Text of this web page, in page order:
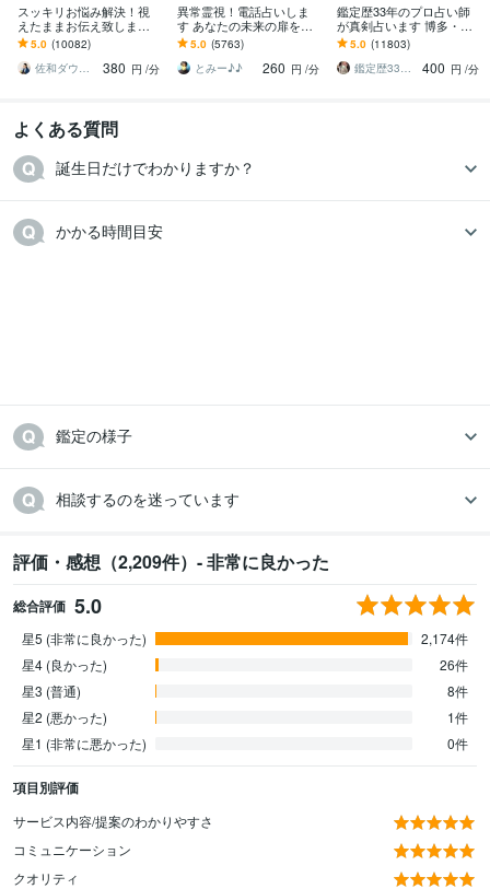
スッキリお悩み解決！視
えたままお伝え致します
恋愛、結婚、人間関係、
仕事、人生、ペットの気
持ち等◎祈願付き
5.0 (10082)
佐和ダウジング＆スピリットメンター
380 円 /分
異常霊視！電話占いしま
す あなたの未来の扉を開
けます(^^)
5.0 (5763)
とみー♪♪
260 円 /分
鑑定歴33年のプロ占い師
が真剣占います 博多・廓
屋の純血統占い祈願師
雷鳥
5.0 (11803)
鑑定歴33年のプロ占い師 雷鳥
400 円 /分
よくある質問
誕生日だけでわかりますか？
かかる時間目安
鑑定の様子
相談するのを迷っています
評価・感想（2,209件）- 非常に良かった
総合評価 5.0
星5 (非常に良かった)
2,174件
星4 (良かった)
26件
星3 (普通)
8件
星2 (悪かった)
1件
星1 (非常に悪かった)
0件
項目別評価
サービス内容/提案のわかりやすさ
コミュニケーション
クオリティ